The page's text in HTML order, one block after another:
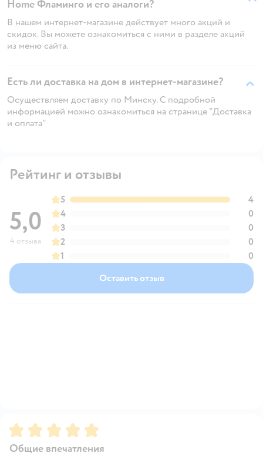
Home Фламинго и его аналоги?
В нашем интернет-магазине действует много акций и
скидок. Вы можете ознакомиться с ними в разделе акций
из меню сайта.
Есть ли доставка на дом в интернет-магазине?
Осуществляем доставку по Минску. С подробной
информацией можно ознакомиться на странице "Доставка
и оплата"
Рейтинг и отзывы
5,0
4 отзыва
5
4
4
0
3
0
2
0
1
0
Оставить отзыв
Рейтинг:5
Общие впечатления